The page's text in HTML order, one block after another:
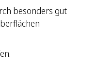
besonders gut